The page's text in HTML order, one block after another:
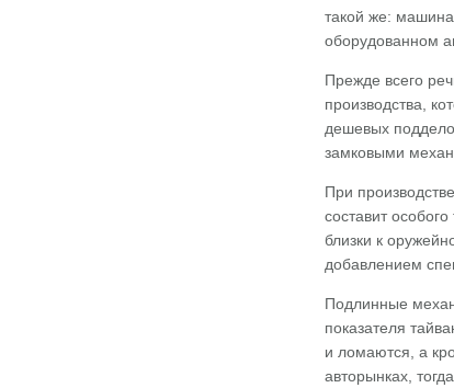
такой же: машина
оборудованном
Прежде всего
производства,
дешевых
замковыми
При
составит
близки к
добавлением
Подлинные
показателя
и ломаются, а
авторынках,